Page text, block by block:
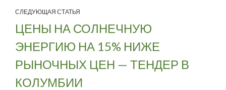
СЛЕДУЮЩАЯ СТАТЬЯ
ЦЕНЫ НА СОЛНЕЧНУЮ
ЭНЕРГИЮ НА 15% НИЖЕ
РЫНОЧНЫХ ЦЕН — ТЕНДЕР В
КОЛУМБИИ